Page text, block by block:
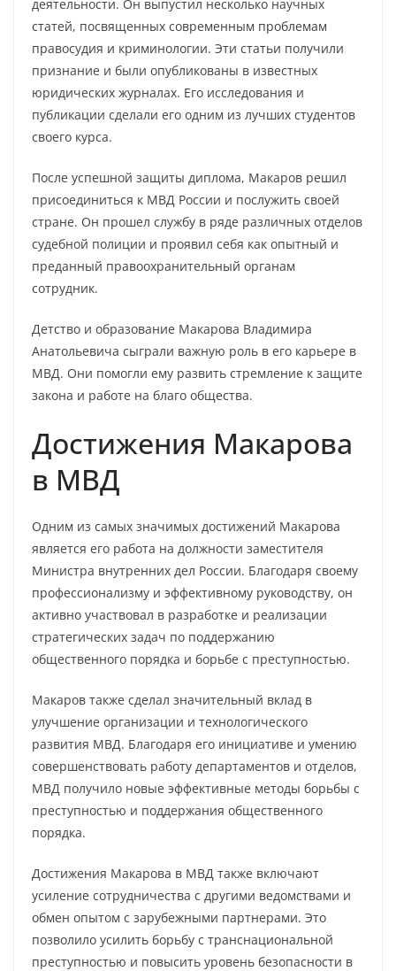
деятельности. Он выпустил несколько научных
статей, посвященных современным проблемам
правосудия и криминологии. Эти статьи получили
признание и были опубликованы в известных
юридических журналах. Его исследования и
публикации сделали его одним из лучших студентов
своего курса.
После успешной защиты диплома, Макаров решил
присоединиться к МВД России и послужить своей
стране. Он прошел службу в ряде различных отделов
судебной полиции и проявил себя как опытный и
преданный правоохранительный органам
сотрудник.
Детство и образование Макарова Владимира
Анатольевича сыграли важную роль в его карьере в
МВД. Они помогли ему развить стремление к защите
закона и работе на благо общества.
Достижения Макарова
в МВД
Одним из самых значимых достижений Макарова
является его работа на должности заместителя
Министра внутренних дел России. Благодаря своему
профессионализму и эффективному руководству, он
активно участвовал в разработке и реализации
стратегических задач по поддержанию
общественного порядка и борьбе с преступностью.
Макаров также сделал значительный вклад в
улучшение организации и технологического
развития МВД. Благодаря его инициативе и умению
совершенствовать работу департаментов и отделов,
МВД получило новые эффективные методы борьбы с
преступностью и поддержания общественного
порядка.
Достижения Макарова в МВД также включают
усиление сотрудничества с другими ведомствами и
обмен опытом с зарубежными партнерами. Это
позволило усилить борьбу с транснациональной
преступностью и повысить уровень безопасности в